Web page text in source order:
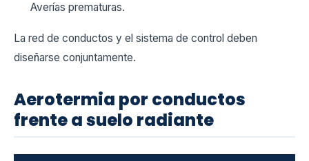
Averías prematuras.
La red de conductos y el sistema de control deben
diseñarse conjuntamente.
Aerotermia por conductos
frente a suelo radiante